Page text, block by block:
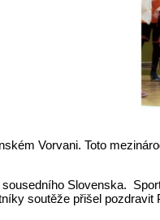
Vorvani. Toto
Slovenska.
soutěže přišel